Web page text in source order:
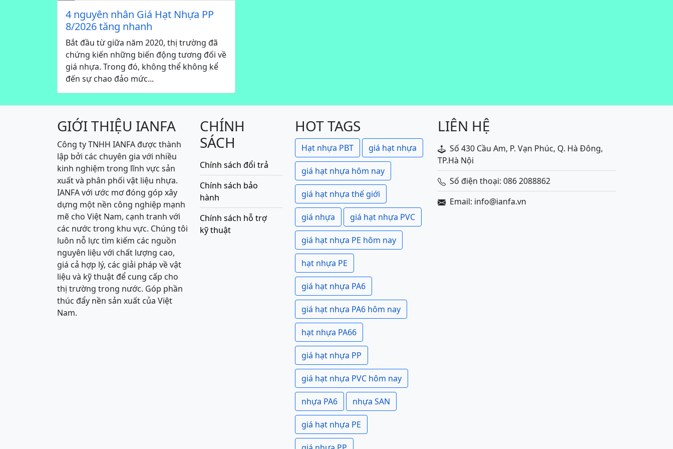
4 nguyên nhân Giá Hạt Nhựa PP
8/2026 tăng nhanh
Bắt đầu từ giữa năm 2020, thị trường đã
chứng kiến những biến động tương đối về
giá nhựa. Trong đó, không thể không kể
đến sự chao đảo mức...
GIỚI THIỆU IANFA
Công ty TNHH IANFA được thành
lập bởi các chuyên gia với nhiều
kinh nghiệm trong lĩnh vực sản
xuất và phân phối vật liệu nhựa.
IANFA với ước mơ đóng góp xây
dựng một nền công nghiệp mạnh
mẽ cho Việt Nam, cạnh tranh với
các nước trong khu vực. Chúng tôi
luôn nỗ lực tìm kiếm các nguồn
nguyên liệu với chất lượng cao,
giá cả hợp lý, các giải pháp về vật
liệu và kỹ thuật để cung cấp cho
thị trường trong nước. Góp phần
thúc đẩy nền sản xuất của Việt
Nam.
CHÍNH
SÁCH
Chính sách đổi trả
Chính sách bảo
hành
Chính sách hỗ trợ
kỹ thuật
HOT TAGS
Hạt nhựa PBT giá hạt nhựa
giá hạt nhựa hôm nay
giá hạt nhựa thế giới
giá nhựa giá hạt nhựa PVC
giá hạt nhựa PE hôm nay
hạt nhựa PE
giá hạt nhựa PA6
giá hạt nhựa PA6 hôm nay
hạt nhựa PA66
giá hạt nhựa PP
giá hạt nhựa PVC hôm nay
nhựa PA6 nhựa SAN
giá hạt nhựa PE
LIÊN HỆ
Số 430 Cầu Am, P. Vạn Phúc, Q. Hà Đông,
TP.Hà Nội
Số điện thoại: 086 2088862
Email: info@ianfa.vn